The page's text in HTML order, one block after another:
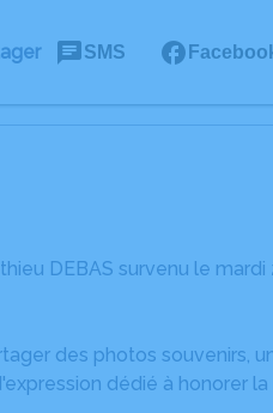
SMS
DEBAS survenu le
des photos souvenirs,
dédié à honorer